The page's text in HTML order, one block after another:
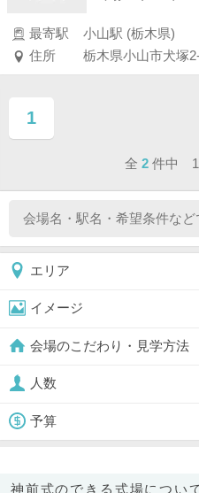
最寄駅
小山駅 (栃木県)
住所
栃木県小山市犬塚
1
ページ目
全 2 件中 1
エリア
イメージ
会場のこだわり・見学方法
人数
予算
神前式のできる式場につい